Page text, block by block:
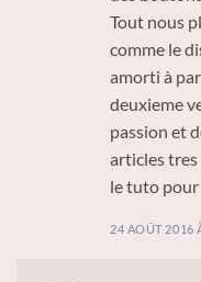
Tout nous
comme le
amorti à
deuxieme
passion et
articles
le tuto
24 AOÛT 2016